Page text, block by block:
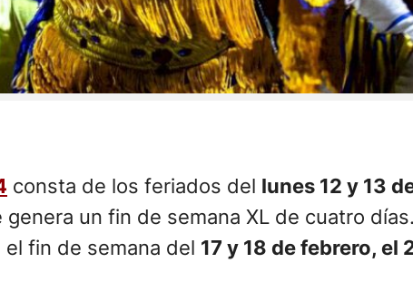
consta de los feriados del lunes 12 y 13
genera un fin de semana XL de cuatro
fin de semana del 17 y 18 de febrero, el